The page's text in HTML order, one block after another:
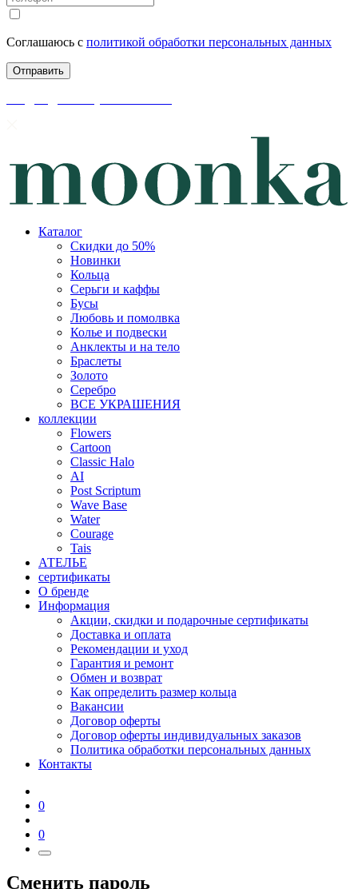
Соглашаюсь с политикой обработки персональных данных
Каталог
Скидки до 50%
Новинки
Кольца
Серьги и каффы
Бусы
Любовь и помолвка
Колье и подвески
Анклекты и на тело
Браслеты
Золото
Серебро
ВСЕ УКРАШЕНИЯ
коллекции
Flowers
Cartoon
Classic Halo
AI
Post Scriptum
Wave Base
Water
Courage
Tais
АТЕЛЬЕ
сертификаты
О бренде
Информация
Акции, скидки и подарочные сертификаты
Доставка и оплата
Рекомендации и уход
Гарантия и ремонт
Обмен и возврат
Как определить размер кольца
Вакансии
Договор оферты
Договор оферты индивидуальных заказов
Политика обработки персональных данных
Контакты
0
0
Сменить пароль